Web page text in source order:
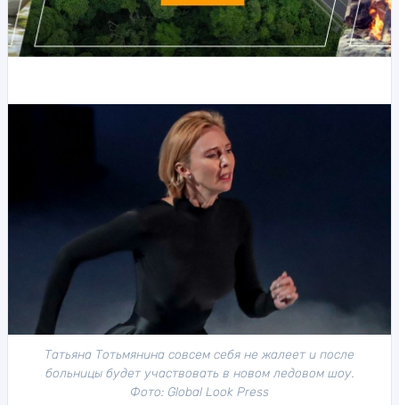
Татьяна Тотьмянина совсем себя не жалеет и после
больницы будет участвовать в новом ледовом шоу.
Фото: Global Look Press